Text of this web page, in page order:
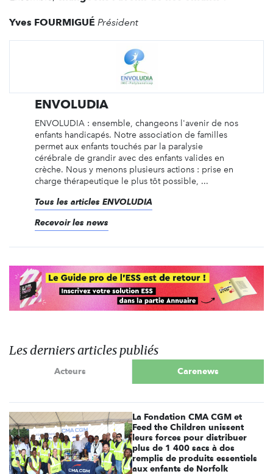
Yves FOURMIGUÉ Président
ENVOLUDIA
ENVOLUDIA : ensemble, changeons l'avenir de nos
enfants handicapés. Notre association de familles
permet aux enfants touchés par la paralysie
cérébrale de grandir avec des enfants valides en
crèche. Nous y menons plusieurs actions : prise en
charge thérapeutique le plus tôt possible, ...
Tous les articles ENVOLUDIA
Recevoir les news
Les derniers articles publiés
Acteurs Carenews
La Fondation CMA CGM et
Feed the Children unissent
leurs forces pour distribuer
plus de 1 400 sacs à dos
remplis de produits essentiels
aux enfants de Norfolk